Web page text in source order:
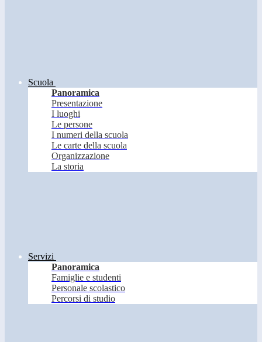
Scuola
Panoramica
Presentazione
I luoghi
Le persone
I numeri della scuola
Le carte della scuola
Organizzazione
La storia
Servizi
Panoramica
Famiglie e studenti
Personale scolastico
Percorsi di studio